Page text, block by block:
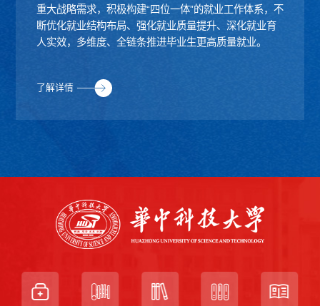
重大战略需求，积极构建“四位一体”的就业工作体系，不
断优化就业结构布局、强化就业质量提升、深化就业育
人实效，多维度、全链条推进毕业生更高质量就业。
了解详情